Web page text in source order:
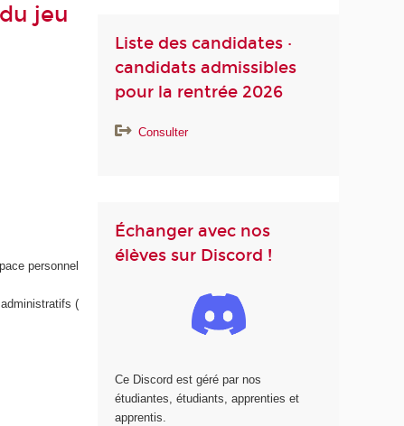
jeu
personnel
(
Liste des candidates ·
candidats admissibles
pour la rentrée 2026
Consulter
Échanger avec nos
élèves sur Discord !
Ce Discord est géré par nos
étudiantes, étudiants, apprenties et
apprentis.